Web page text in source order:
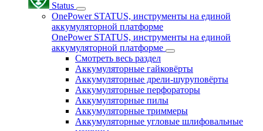
Status
OnePower STATUS, инструменты на единой
аккумуляторной платформе
OnePower STATUS, инструменты на единой
аккумуляторной платформе
Смотреть весь раздел
Аккумуляторные гайковёрты
Аккумуляторные дрели-шуруповёрты
Аккумуляторные перфораторы
Аккумуляторные пилы
Аккумуляторные триммеры
Аккумуляторные угловые шлифовальные